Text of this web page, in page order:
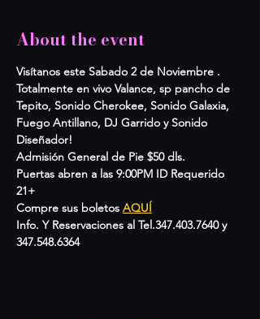
About the event
Visítanos este Sabado 2 de Noviembre .
Totalmente en vivo Valance, sp pancho de
Tepito, Sonido Cherokee, Sonido Galaxia,
Fuego Antillano, DJ Garrido y Sonido
Diseñador!
Admisión General de Pie $50 dls.
Puertas abren a las 9:00PM ID Requerido
21+
Compre sus boletos AQUÍ
Info. Y Reservaciones al Tel.347.403.7640 y
347.548.6364